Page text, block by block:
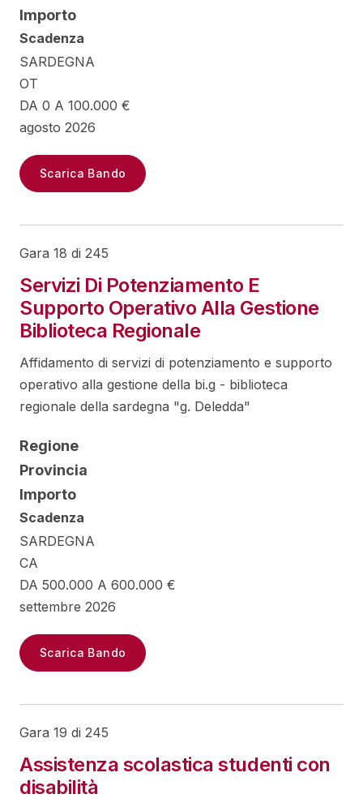
Importo
Scadenza
SARDEGNA
OT
DA 0 A 100.000 €
agosto 2026
Scarica Bando
Gara 18 di 245
Servizi Di Potenziamento E
Supporto Operativo Alla Gestione
Biblioteca Regionale
Affidamento di servizi di potenziamento e supporto
operativo alla gestione della bi.g - biblioteca
regionale della sardegna "g. Deledda"
Regione
Provincia
Importo
Scadenza
SARDEGNA
CA
DA 500.000 A 600.000 €
settembre 2026
Scarica Bando
Gara 19 di 245
Assistenza scolastica studenti con
disabilità